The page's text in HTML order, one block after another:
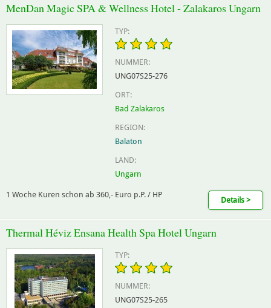
MenDan Magic SPA & Wellness Hotel - Zalakaros Ungarn
TYP:
NUMMER:
UNG07S25-276
ORT:
Bad Zalakaros
REGION:
Balaton
LAND:
Ungarn
1 Woche Kuren schon ab 360,- Euro p.P. / HP
Details >
Thermal Héviz Ensana Health Spa Hotel Ungarn
TYP:
NUMMER:
UNG07S25-265